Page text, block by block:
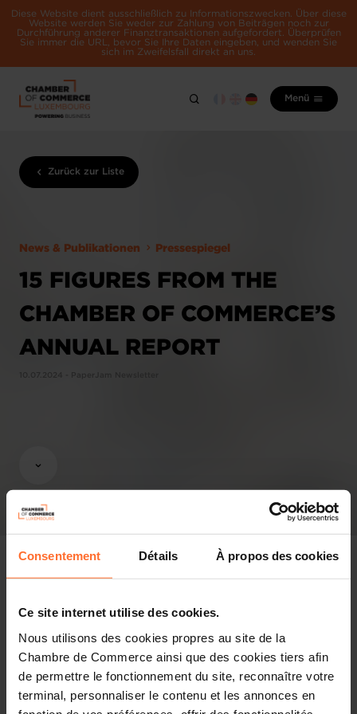
Consentement Détails À propos des cookies
Ce site internet utilise des cookies.
Nous utilisons des cookies propres au site de la
Chambre de Commerce ainsi que des cookies tiers afin
de permettre le fonctionnement du site, reconnaître votre
terminal, personnaliser le contenu et les annonces en
Diese Website dient ausschließlich zu Informationszwecken. Über diese
Website werden Sie weder zur Zahlung von Beiträgen noch zur
Durchführung anderer Finanztransaktionen aufgefordert. Überprüfen
Sie immer die URL, bevor Sie Ihre Daten eingeben, und wenden Sie
sich im Zweifelsfall direkt an uns.
Menü
Zurück zur Liste
News & Publikationen Pressespiegel
15 FIGURES FROM THE
CHAMBER OF COMMERCE’S
ANNUAL REPORT
Pressespiegel
Diesen Artikel teilen